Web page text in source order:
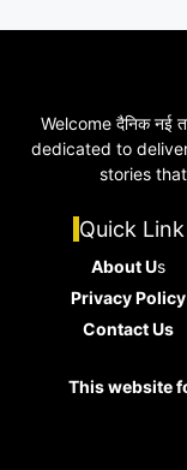
Welcome दैनिक नई
dedicated to
stories
Quick Link
About Us
Privacy Policy
Contact Us
This website